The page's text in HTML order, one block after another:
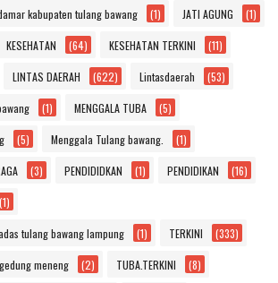
kabupaten tulang bawang (1) JATI AGUNG (1)
KESEHATAN (64) KESEHATAN TERKINI (11)
LINTAS DAERAH (622) Lintasdaerah (53)
(1) MENGGALA TUBA (5)
(5) Menggala Tulang bawang. (1)
(3) PENDIDIDKAN (1) PENDIDIKAN (16)
(1)
tulang bawang lampung (1) TERKINI (333)
meneng (2) TUBA.TERKINI (8)